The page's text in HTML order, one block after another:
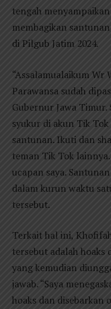
tengah
membagikan
di Pilgub Jatim 2024.
“Assalamualaikum Wr
Parawansa sudah
Gubernur Jawa Timur.
syukur di akun Tik
santunan. Ikuti dan
teman Tik Tok
ucapan saya.
dalam kurun waktu
tersebut.
Terkait hal ini,
tersebut adalah hoaks
yang kemudian
jawab. “Saya
hoaks dan disebarkan